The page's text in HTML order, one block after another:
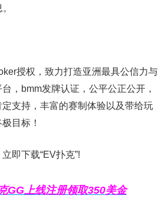
授权，致力打造亚洲最具公信力与
，bmm发牌认证，公平公正公开，
支持，丰富的赛制体验以及带给玩
目标！
即下载“EV扑克”!
GG上线注册领取350美金